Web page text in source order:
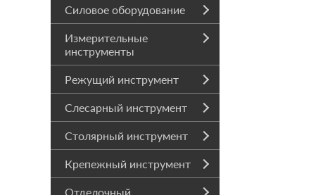
Силовое оборудование
Измерительные
инструменты
Режущий инструмент
Слесарный инструмент
Столярный инструмент
Крепежный инструмент
Отделочный